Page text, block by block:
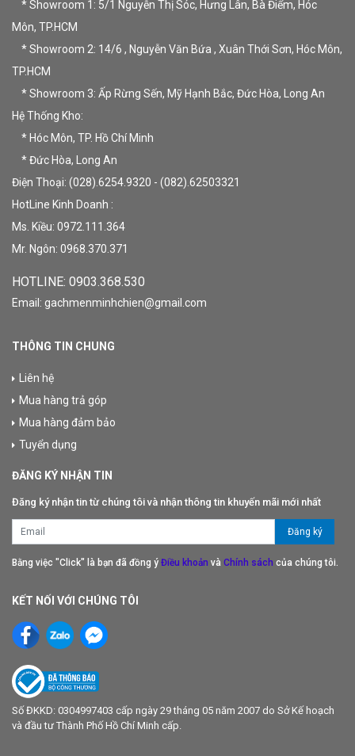
* Showroom 1: 5/1 Nguyễn Thị Sóc, Hưng Lân, Bà Điểm, Hóc
Môn, TP.HCM
* Showroom 2: 14/6 , Nguyễn Văn Bứa , Xuân Thới Sơn, Hóc Môn,
TP.HCM
* Showroom 3: Ấp Rừng Sến, Mỹ Hạnh Bắc, Đức Hòa, Long An
Hệ Thống Kho:
* Hóc Môn, TP. Hồ Chí Minh
* Đức Hòa, Long An
Điện Thoại: (028).6254.9320 - (082).62503321
HotLine Kinh Doanh :
Ms. Kiều: 0972.111.364
Mr. Ngôn: 0968.370.371
HOTLINE: 0903.368.530
Email: gachmenminhchien@gmail.com
THÔNG TIN CHUNG
Liên hệ
Mua hàng trả góp
Mua hàng đảm bảo
Tuyển dụng
ĐĂNG KÝ NHẬN TIN
Đăng ký nhận tin từ chúng tôi và nhận thông tin khuyến mãi mới nhất
Bằng việc "Click" là bạn đã đồng ý Điều khoản và Chính sách của chúng tôi.
KẾT NỐI VỚI CHÚNG TÔI
Số ĐKKD: 0304997403 cấp ngày 29 tháng 05 năm 2007 do Sở Kế hoạch
và đầu tư Thành Phố Hồ Chí Minh cấp.